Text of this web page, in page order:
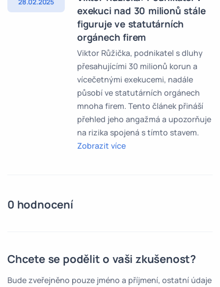
exekuci nad 30 milionů stále
figuruje ve statutárních
orgánech firem
Viktor Růžička, podnikatel s dluhy
přesahujícími 30 milionů korun a
vícečetnými exekucemi, nadále
působí ve statutárních orgánech
mnoha firem. Tento článek přináší
přehled jeho angažmá a upozorňuje
na rizika spojená s tímto stavem.
Zobrazit více
0 hodnocení
Chcete se podělit o vaši zkušenost?
Bude zveřejněno pouze jméno a příjmení, ostatní údaje